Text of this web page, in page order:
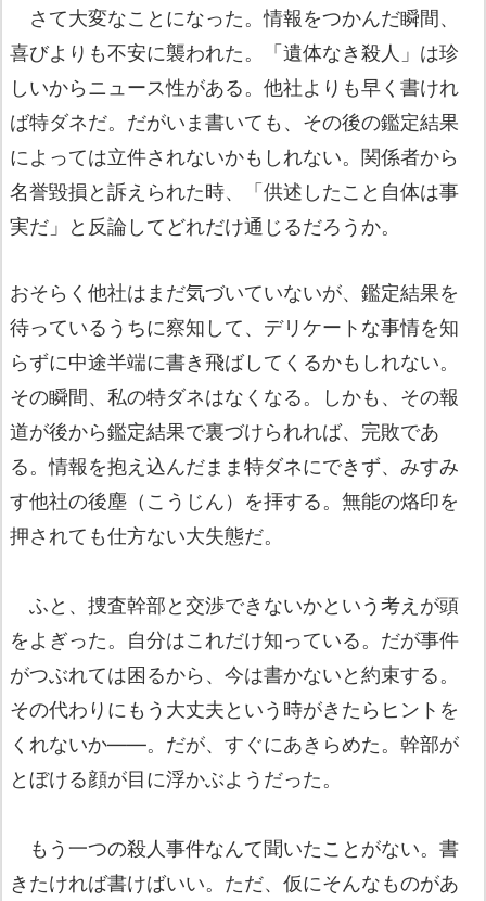
さて大変なことになった。情報をつかんだ瞬間、
喜びよりも不安に襲われた。「遺体なき殺人」は珍
しいからニュース性がある。他社よりも早く書けれ
ば特ダネだ。だがいま書いても、その後の鑑定結果
によっては立件されないかもしれない。関係者から
名誉毀損と訴えられた時、「供述したこと自体は事
実だ」と反論してどれだけ通じるだろうか。
おそらく他社はまだ気づいていないが、鑑定結果を
待っているうちに察知して、デリケートな事情を知
らずに中途半端に書き飛ばしてくるかもしれない。
その瞬間、私の特ダネはなくなる。しかも、その報
道が後から鑑定結果で裏づけられれば、完敗であ
る。情報を抱え込んだまま特ダネにできず、みすみ
す他社の後塵（こうじん）を拝する。無能の烙印を
押されても仕方ない大失態だ。
ふと、捜査幹部と交渉できないかという考えが頭
をよぎった。自分はこれだけ知っている。だが事件
がつぶれては困るから、今は書かないと約束する。
その代わりにもう大丈夫という時がきたらヒントを
くれないか――。だが、すぐにあきらめた。幹部が
とぼける顔が目に浮かぶようだった。
もう一つの殺人事件なんて聞いたことがない。書
きたければ書けばいい。ただ、仮にそんなものがあ